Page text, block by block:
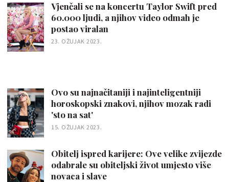
Vjenčali se na koncertu Taylor Swift pred
60.000 ljudi, a njihov video odmah je
postao viralan
23. OŽUJAK 2023.
Ovo su najnačitaniji i najinteligentniji
horoskopski znakovi, njihov mozak radi
'sto na sat'
15. OŽUJAK 2023.
Obitelj ispred karijere: Ove velike zvijezde
odabrale su obiteljski život umjesto više
novaca i slave